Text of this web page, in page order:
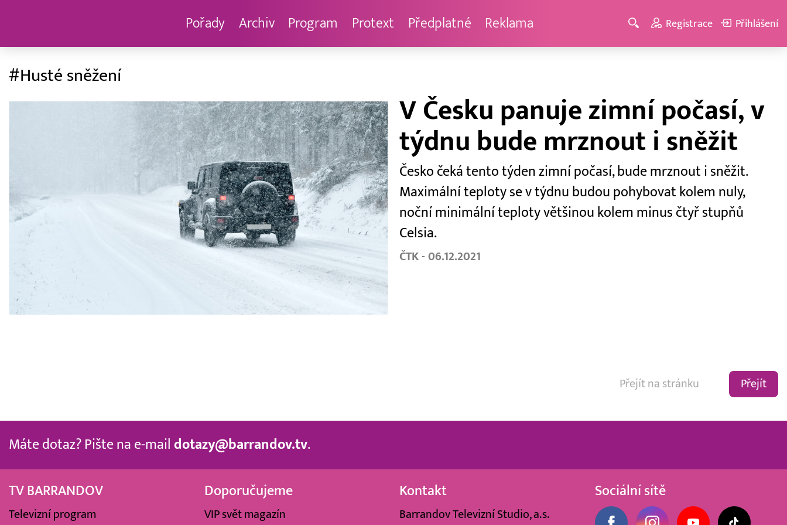
Pořady Archiv Program Protext Předplatné Reklama Registrace Přihlášení
#Husté sněžení
V Česku panuje zimní počasí, v
týdnu bude mrznout i sněžit
Česko čeká tento týden zimní počasí, bude mrznout i sněžit.
Maximální teploty se v týdnu budou pohybovat kolem nuly,
noční minimální teploty většinou kolem minus čtyř stupňů
Celsia.
ČTK - 06.12.2021
Přejít
Máte dotaz? Pište na e-mail dotazy@barrandov.tv.
TV BARRANDOV
Televizní program
Doporučujeme
VIP svět magazín
Kontakt
Barrandov Televizní Studio, a.s.
Sociální sítě